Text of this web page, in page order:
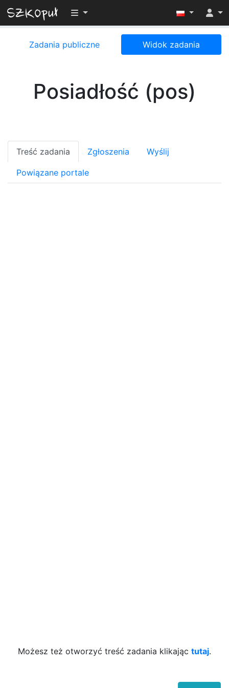
Przełącz widoczność menu
Zadania publiczne Widok zadania
Posiadłość (pos)
Treść zadania Zgłoszenia Wyślij
Powiązane portale
Możesz też otworzyć treść zadania klikając tutaj.